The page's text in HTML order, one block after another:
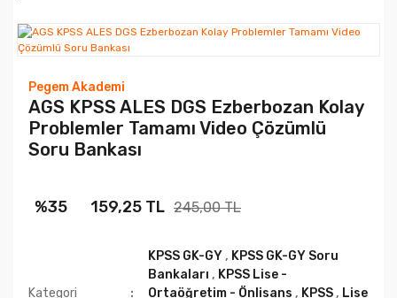
Pegem Akademi
AGS KPSS ALES DGS Ezberbozan Kolay
Problemler Tamamı Video Çözümlü
Soru Bankası
%35 159,25 TL 245,00 TL
Kategori
KPSS GK-GY, KPSS GK-GY Soru
Bankaları , KPSS Lise -
Ortaöğretim - Önlisans , KPSS, Lise